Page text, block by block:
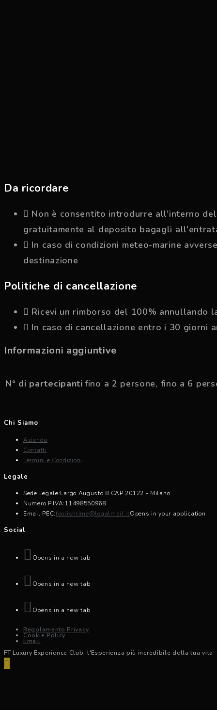
Da ricordare
Non è consentito introdurre all'interno
gratuitamente al deposito bagagli
In caso di condizioni meteo-marine
destinazione
Politiche di cancellazione
Ricevi un rimborso del 100% annullando
In caso di cancellazione entro i 30 giorni
Informazioni aggiuntive
N° di partecipanti fino a 2 persone, fino a 6
Chi Siamo
Azienda
Contatti
Termini e Condizioni
Legale
Sede Legale:Largo Augusto 8 CAP 20122 - Milano
Numero P.IVA:11498550968
Email PEC:foolishtime@legalmail.itOpens in your application
Social
Opens in a new tab
Opens in a new tab
Opens in a new tab
Regolamento Privacy
Cookie Policy
Email
FT Luxury Experience Club, l'Esperienza più incredibile della tua vita